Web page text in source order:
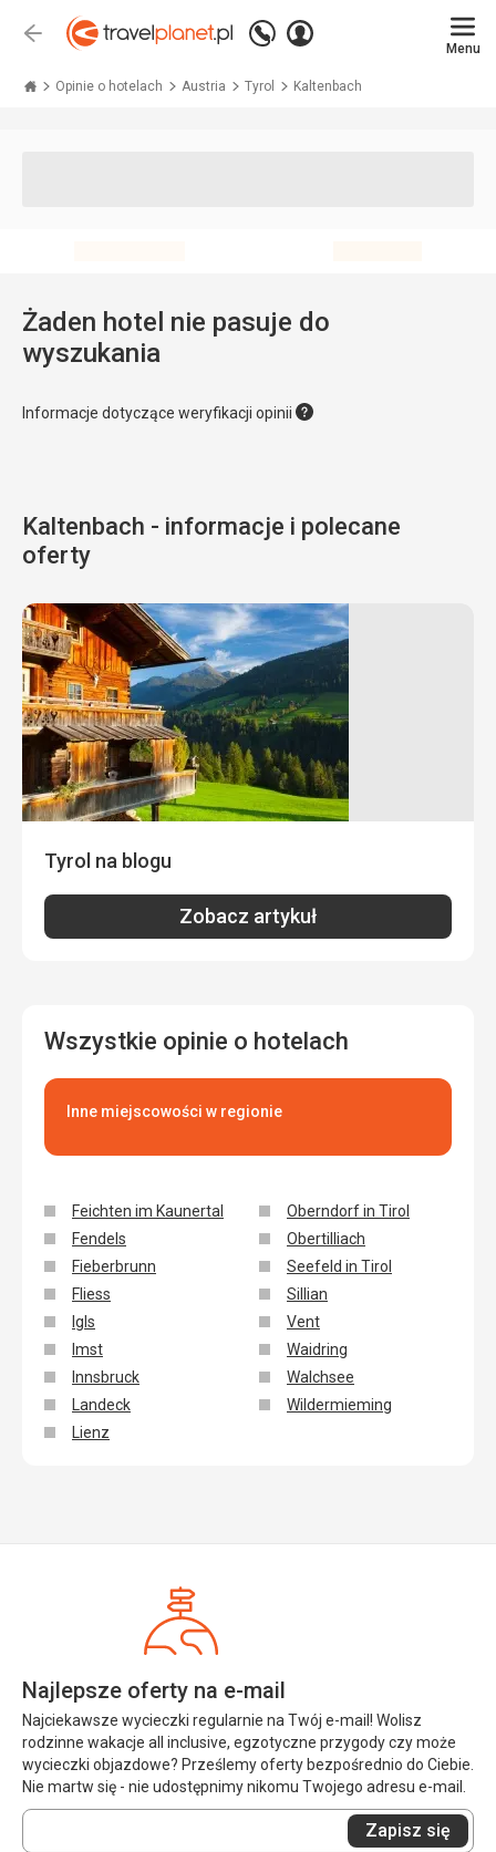
Wstecz
Zadzwoń
+48 71 771 76 55
Zaloguj
Menu
Opinie o hotelach Austria Tyrol Kaltenbach
Żaden hotel nie pasuje do
wyszukania
Informacje dotyczące weryfikacji opinii
Kaltenbach - informacje i polecane
oferty
Tyrol na blogu
Zobacz artykuł
Wszystkie opinie o hotelach
Inne miejscowości w regionie
Feichten im Kaunertal
Fendels
Fieberbrunn
Fliess
Igls
Imst
Innsbruck
Landeck
Lienz
Oberndorf in Tirol
Obertilliach
Seefeld in Tirol
Sillian
Vent
Waidring
Walchsee
Wildermieming
Najlepsze oferty na e-mail
Najciekawsze wycieczki regularnie na Twój e-mail! Wolisz
rodzinne wakacje all inclusive, egzotyczne przygody czy może
wycieczki objazdowe? Prześlemy oferty bezpośrednio do Ciebie.
Nie martw się - nie udostępnimy nikomu Twojego adresu e-mail.
Wprowadź
swój
Zapisz się